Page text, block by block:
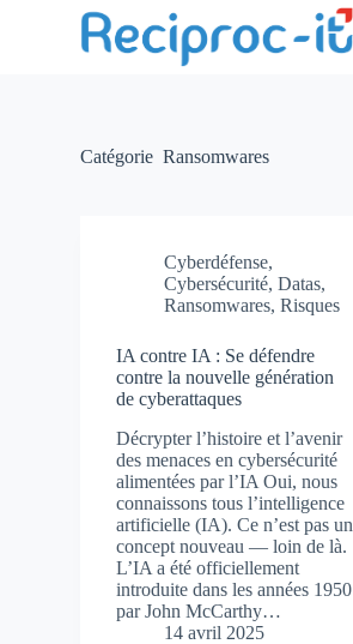
Catégorie Ransomwares
Cyberdéfense,
Cybersécurité,Datas,
Ransomwares,Risques
IA contre IA : Se défendre
contre la nouvelle génération
de cyberattaques
Décrypter l’histoire et l’avenir
des menaces en cybersécurité
alimentées par l’IA Oui, nous
connaissons tous l’intelligence
artificielle (IA). Ce n’est pas un
concept nouveau — loin de là.
L’IA a été officiellement
introduite dans les années 1950
par John McCarthy…
14 avril 2025